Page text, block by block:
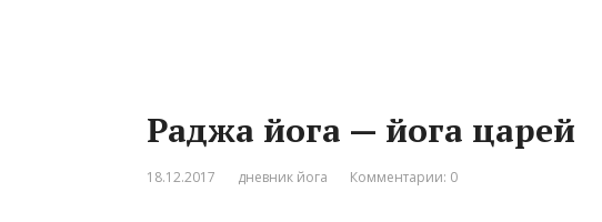
Раджа йога — йога царей
18.12.2017 дневник йога Комментарии: 0